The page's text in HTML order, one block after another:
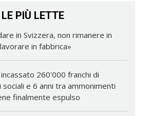
LE PIÙ LETTE
in Svizzera, non rimanere in
in fabbrica»
260'000 franchi di
e 6 anni tra ammonimenti
finalmente espulso